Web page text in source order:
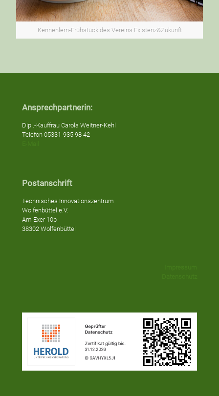
Kennenlern-Frühstück des Vereins Existenz&Zukunft
Ansprechpartnerin:
Dipl.-Kauffrau Carola Weitner-Kehl
Telefon 05331-935 98 42
Postanschrift
Technisches Innovationszentrum
Wolfenbüttel e.V.
Am Exer 10b
38302 Wolfenbüttel